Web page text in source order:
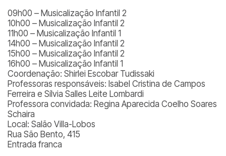
09h00 – Musicalização Infantil 2
10h00 – Musicalização Infantil 2
11h00 – Musicalização Infantil 1
14h00 – Musicalização Infantil 2
15h00 – Musicalização Infantil 2
16h00 – Musicalização Infantil 1
Coordenação: Shirlei Escobar Tudissaki
Professoras responsáveis: Isabel Cristina de Campos
Ferreira e Sílvia Salles Leite Lombardi
Professora convidada: Regina Aparecida Coelho Soares
Schaira
Local: Salão Villa-Lobos
Rua São Bento, 415
Entrada franca